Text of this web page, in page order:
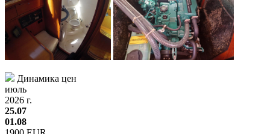
Динамика цен
июль
2026 г.
25.07
01.08